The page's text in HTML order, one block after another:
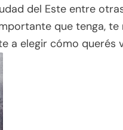
del Este entre
que tenga,
a elegir cómo querés